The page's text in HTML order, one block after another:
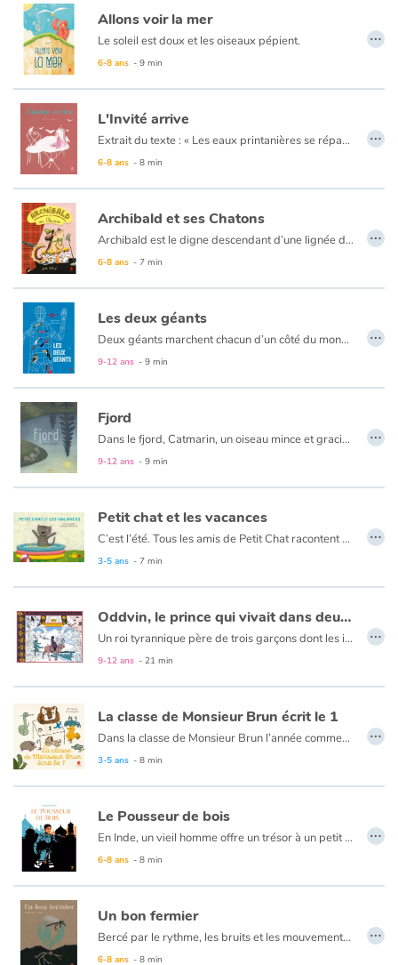
Allons voir la mer
Le soleil est doux et les oiseaux pépient.
6-8 ans - 9 min
…
L'Invité arrive
Extrait du texte : « Les eaux printanières se répandent au nord et au sud de ma maison, tandis que des nuées de mouettes passent jour après jour. Je n’avais jamais balayé l’allée aux fleurs, faute de visiteurs ; mon portillon de paille s’ouvre enfin, pour vous accueillir aujourd’hui. […] »
6-8 ans - 8 min
…
Archibald et ses Chatons
Archibald est le digne descendant d’une lignée de chiens de garde. Tout juste diplômé en gardiennage, aboiements et grognements, il est chargé de surveiller une usine... désaffectée. Zélé, il remplit sa mission avec sérieux. Un matin, il trouve un carton suspect. Le renversant sans précaution, il découvre... 4 chatons mignons. Stupéfait, il oublie d’être terrible ! Car sous son air dur, Archibald cache un coeur tendre. C’est ainsi que la vie d’Archibald commence à changer…
6-8 ans - 7 min
…
Les deux géants
Deux géants marchent chacun d’un côté du monde qu’ils font tourner au rythme de leur pas. Ils marchent, marchent, inlassablement, chacun sa destinée, chacun son caractère. Ils ne se voient jamais. Quand l’un est ici, l’autre est là-bas. Tout le monde le sait. C’est toujours comme ça. Mais que se passerait-il si venait à l’un d’eux l’idée de se retourner ?
9-12 ans - 9 min
…
Fjord
Dans le fjord, Catmarin, un oiseau mince et gracieux, réunit les autres oiseaux du rivage et leur annonce qu’il a fait une importante découverte : tous sont perchés sur les pages d’un grand livre. Oh ! Pas un livre de papier… Il s’agit du monde qui les entoure. Certains n’y voient que des monts, des vagues, des arbres et des cailloux. Mais à ceux qui prennent le temps de les regarder et les lire, les signes tracés par la nature racontent une histoire pleine de sens.
9-12 ans - 9 min
…
Petit chat et les vacances
C’est l’été. Tous les amis de Petit Chat racontent ce qu’ils vont faire pendant les vacances : Petite Cane part à la mer ; Petit Écureuil ira d’abord chez Papa, puis en camping à la montagne avec Maman ; Petit Hérisson partira seul en Angleterre pour apprendre l’anglais… De retour à la maison, Petit Chat demande à Papa, à son frère, à sa sœur et finalement à Maman : « Et nous, où allons-nous ? ». La réponse surprendra Petit Chat, mais sa famille a une recette pour le bonheur !
3-5 ans - 7 min
…
Oddvin, le prince qui vivait dans deux mondes
Un roi tyrannique père de trois garçons dont les infirmités respectives (sourd, aveugle et muet) symbolisent ses fautes à l’égard de son peuple, est chassé de son trône. Seul, son deuxième fils, Oddvin, échappe au chaos. Aveugle, guidé par son renne Pernelius, il entame un voyage vers le grand nord au cours duquel il rencontre une série d’animaux. Humble, Oddvin sait recevoir d’eux de précieux présents. Le cœur éclairé, son retour dans le royaume perdu est possible...
9-12 ans - 21 min
…
La classe de Monsieur Brun écrit le 1
Dans la classe de Monsieur Brun l’année commence par l’apprentissage de l’écriture du chiffre 1. Chacun fait de son mieux. Petit crabe saisit son pinceau à deux pinces, marche de côté, traçant un 1 horizontal ; Petite fourmi écrit un tout petit 1 très difficile à repérer sur la page ; Poussin, lui, a du mal à tenir son stylo : son 1 est tout tordu.Attentif et attentionné, Monsieur Brun trouve une qualité à chaque 1 et finalement à chacun !
3-5 ans - 8 min
…
Le Pousseur de bois
En Inde, un vieil homme offre un trésor à un petit mendiant : quelques pièces de bois. L’enfant est déçu mais lorsque le vieux se met à les pousser et à conter batailles et expéditions, il se rêve en héros d’aventures. Ainsi initié aux échecs, l’enfant se révèle être un prodige. Alors on l’envoie se mesurer aux meilleurs joueurs du monde… Des années plus tard, couvert de gloire, le champion est de retour au pays. Un jour, il s’arrête à son tour devant une petite mendiante...
6-8 ans - 8 min
…
Un bon fermier
Bercé par le rythme, les bruits et les mouvements de la nature, on suit pas à pas un paysan venu réveiller en douceur une terre laissée en friche depuis dix ans. Attaché à une culture respectueuse de l’environnement, il est attentif aux conseils des anciens.
6-8 ans - 8 min
…